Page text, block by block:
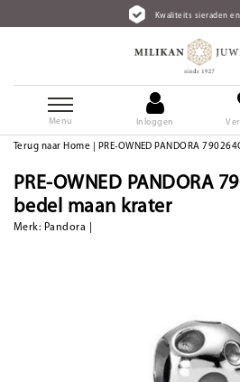
Kwaliteits sieraden
Menu Inloggen
Terug naar Home PRE-OWNED PANDORA
PRE-OWNED PANDORA
bedel maan krater
Merk: Pandora